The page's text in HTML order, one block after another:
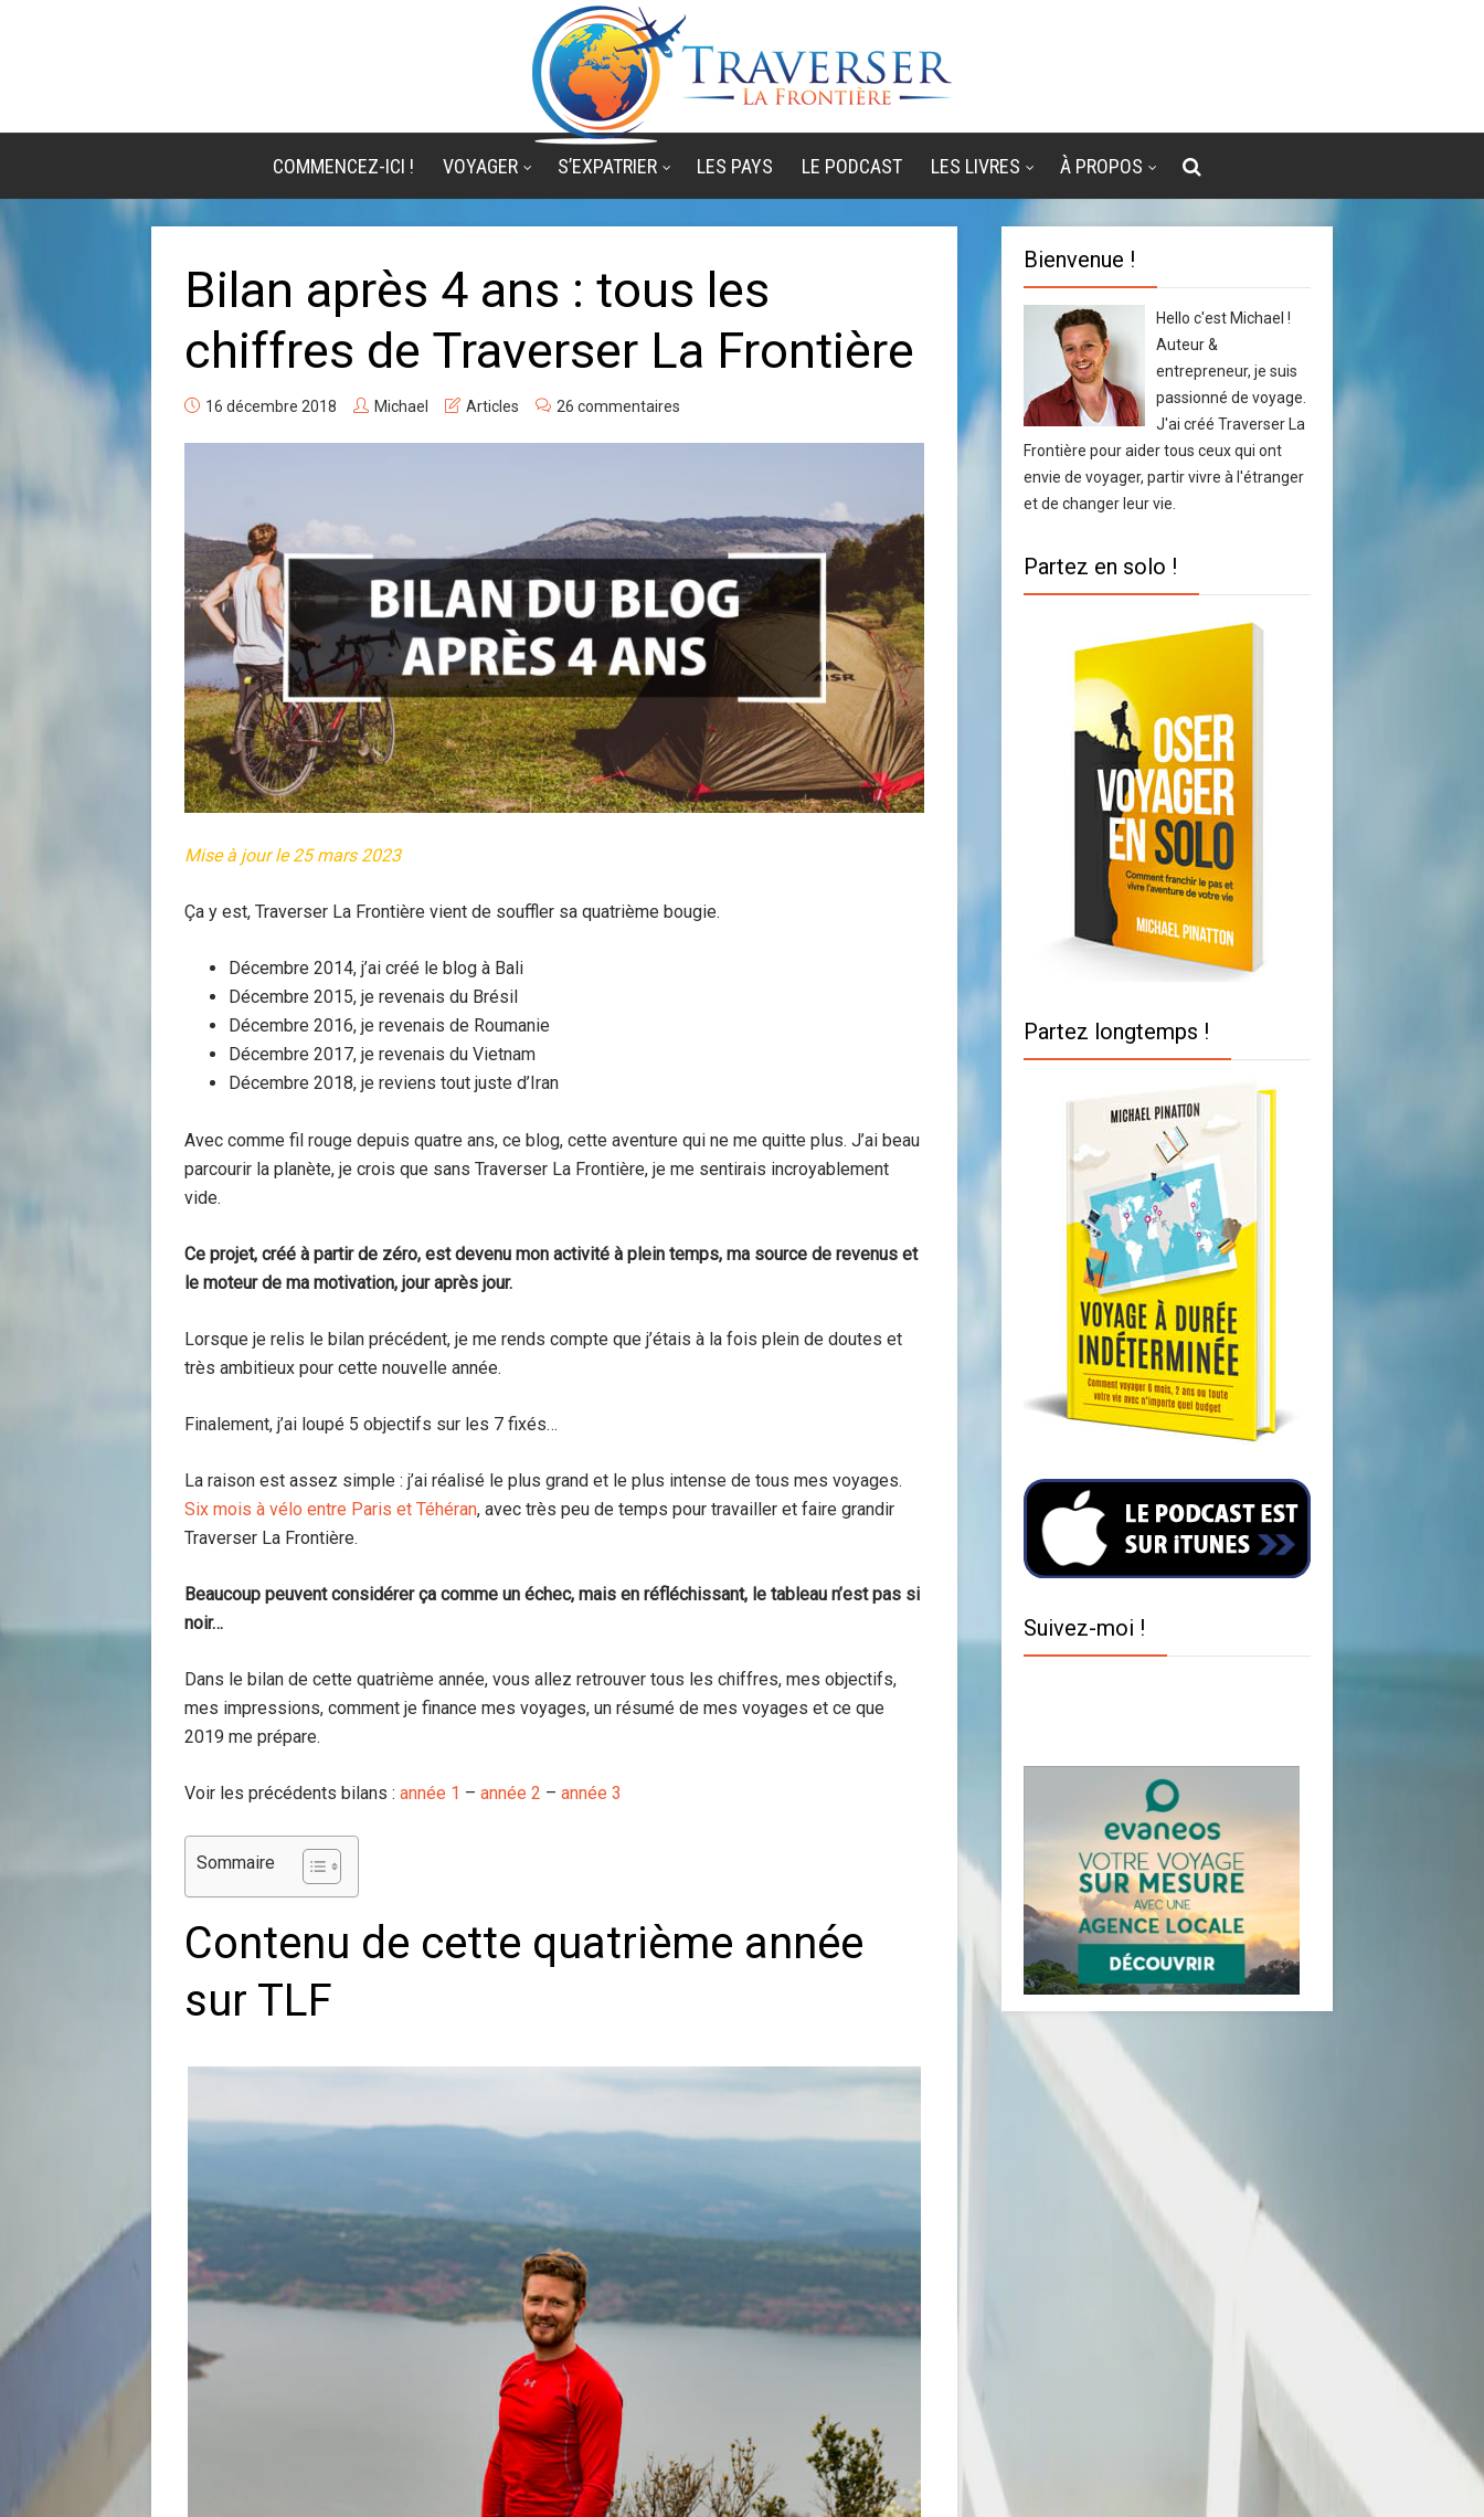
COMMENCEZ-ICI ! VOYAGER S’EXPATRIER LES PAYS LE PODCAST LES LIVRES À PROPOS
Bilan après 4 ans : tous les
chiffres de Traverser La Frontière
16 décembre 2018 Michael Articles 26 commentaires
Mise à jour le 25 mars 2023
Ça y est, Traverser La Frontière vient de souffler sa quatrième bougie.
Décembre 2014, j’ai créé le blog à Bali
Décembre 2015, je revenais du Brésil
Décembre 2016, je revenais de Roumanie
Décembre 2017, je revenais du Vietnam
Décembre 2018, je reviens tout juste d’Iran
Avec comme fil rouge depuis quatre ans, ce blog, cette aventure qui ne me quitte plus. J’ai beau
parcourir la planète, je crois que sans Traverser La Frontière, je me sentirais incroyablement
vide.
Ce projet, créé à partir de zéro, est devenu mon activité à plein temps, ma source de revenus et
le moteur de ma motivation, jour après jour.
Lorsque je relis le bilan précédent, je me rends compte que j’étais à la fois plein de doutes et
très ambitieux pour cette nouvelle année.
Finalement, j’ai loupé 5 objectifs sur les 7 fixés…
La raison est assez simple : j’ai réalisé le plus grand et le plus intense de tous mes voyages.
Six mois à vélo entre Paris et Téhéran, avec très peu de temps pour travailler et faire grandir
Traverser La Frontière.
Beaucoup peuvent considérer ça comme un échec, mais en réfléchissant, le tableau n’est pas si
noir…
Dans le bilan de cette quatrième année, vous allez retrouver tous les chiffres, mes objectifs,
mes impressions, comment je finance mes voyages, un résumé de mes voyages et ce que
2019 me prépare.
Voir les précédents bilans : année 1 – année 2 – année 3
Sommaire
Contenu de cette quatrième année
sur TLF
Bienvenue !
Hello c'est Michael !
Auteur &
entrepreneur, je suis
passionné de voyage.
J'ai créé Traverser La
Frontière pour aider tous ceux qui ont
envie de voyager, partir vivre à l'étranger
et de changer leur vie.
Partez en solo !
Partez longtemps !
Suivez-moi !